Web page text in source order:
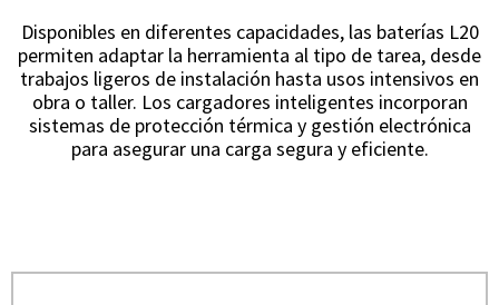
Disponibles en diferentes capacidades, las baterías L20
permiten adaptar la herramienta al tipo de tarea, desde
trabajos ligeros de instalación hasta usos intensivos en
obra o taller. Los cargadores inteligentes incorporan
sistemas de protección térmica y gestión electrónica
para asegurar una carga segura y eficiente.